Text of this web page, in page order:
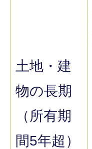
土地・建
物の長期
（所有期
間5年超）